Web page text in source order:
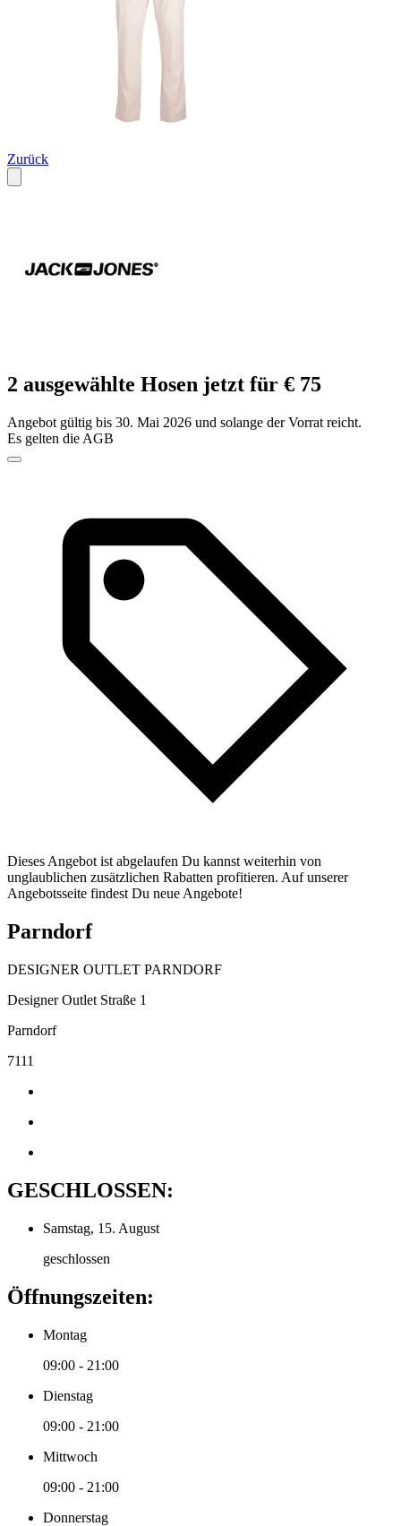
Zurück
2 ausgewählte Hosen jetzt für € 75
Angebot gültig bis 30. Mai 2026 und solange der Vorrat reicht.
Es gelten die AGB
Dieses Angebot ist abgelaufen Du kannst weiterhin von
unglaublichen zusätzlichen Rabatten profitieren. Auf unserer
Angebotsseite findest Du neue Angebote!
Parndorf
DESIGNER OUTLET PARNDORF
Designer Outlet Straße 1
Parndorf
7111
GESCHLOSSEN:
Samstag, 15. August
geschlossen
Öffnungszeiten:
Montag
09:00 - 21:00
Dienstag
09:00 - 21:00
Mittwoch
09:00 - 21:00
Donnerstag